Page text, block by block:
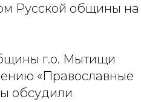
Русской общины на
г.о. Мытищи
«Православные
обсудили